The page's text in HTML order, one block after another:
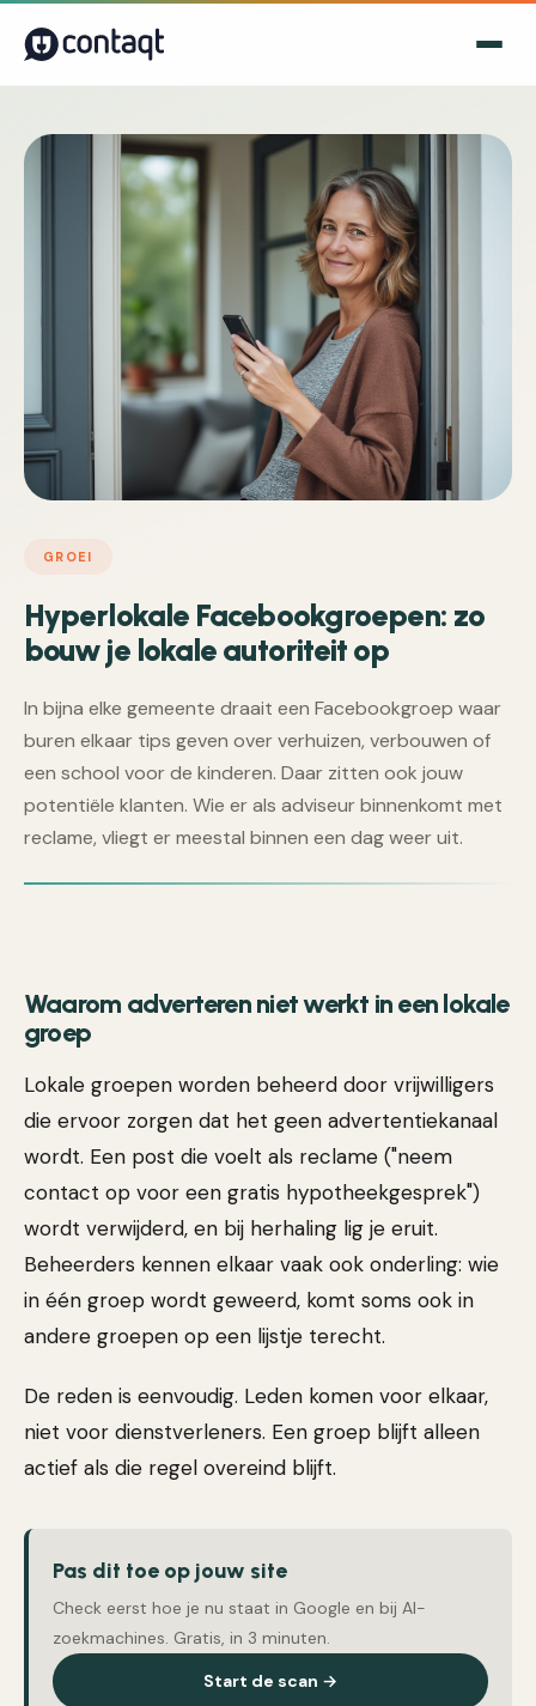
GROEI
Hyperlokale Facebookgroepen: zo
bouw je lokale autoriteit op
In bijna elke gemeente draait een Facebookgroep waar
buren elkaar tips geven over verhuizen, verbouwen of
een school voor de kinderen. Daar zitten ook jouw
potentiële klanten. Wie er als adviseur binnenkomt met
reclame, vliegt er meestal binnen een dag weer uit.
Waarom adverteren niet werkt in een lokale
groep
Lokale groepen worden beheerd door vrijwilligers
die ervoor zorgen dat het geen advertentiekanaal
wordt. Een post die voelt als reclame ("neem
contact op voor een gratis hypotheekgesprek")
wordt verwijderd, en bij herhaling lig je eruit.
Beheerders kennen elkaar vaak ook onderling: wie
in één groep wordt geweerd, komt soms ook in
andere groepen op een lijstje terecht.
De reden is eenvoudig. Leden komen voor elkaar,
niet voor dienstverleners. Een groep blijft alleen
actief als die regel overeind blijft.
Pas dit toe op jouw site
Check eerst hoe je nu staat in Google en bij AI-
zoekmachines. Gratis, in 3 minuten.
Start de scan →